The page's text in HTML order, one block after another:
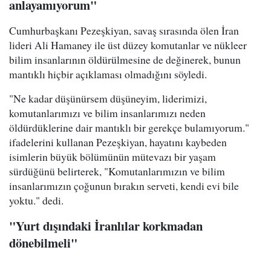
anlayamıyorum"
Cumhurbaşkanı Pezeşkiyan, savaş sırasında ölen İran
lideri Ali Hamaney ile üst düzey komutanlar ve nükleer
bilim insanlarının öldürülmesine de değinerek, bunun
mantıklı hiçbir açıklaması olmadığını söyledi.
"Ne kadar düşünürsem düşüneyim, liderimizi,
komutanlarımızı ve bilim insanlarımızı neden
öldürdüklerine dair mantıklı bir gerekçe bulamıyorum."
ifadelerini kullanan Pezeşkiyan, hayatını kaybeden
isimlerin büyük bölümünün mütevazı bir yaşam
sürdüğünü belirterek, "Komutanlarımızın ve bilim
insanlarımızın çoğunun bırakın serveti, kendi evi bile
yoktu." dedi.
"Yurt dışındaki İranlılar korkmadan
dönebilmeli"